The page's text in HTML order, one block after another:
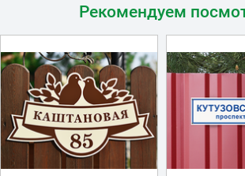
Рекомендуем